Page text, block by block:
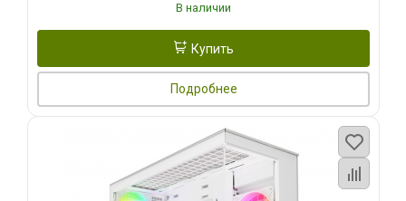
В наличии
Купить
Подробнее